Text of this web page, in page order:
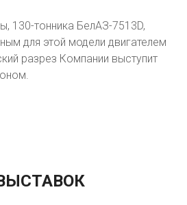
130-тонника БелАЗ-7513D,
для этой модели двигателем
разрез Компании выступит